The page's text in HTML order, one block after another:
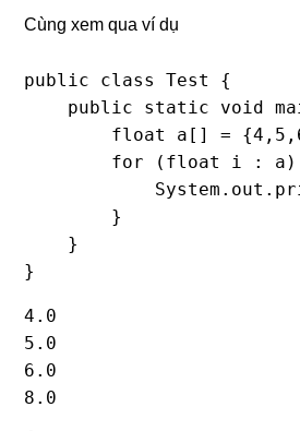
Cùng xem qua ví dụ
public class Test {
public static void
float a[] =
for (float i : a)
        }
    }
}
4.0
5.0
6.0
8.0